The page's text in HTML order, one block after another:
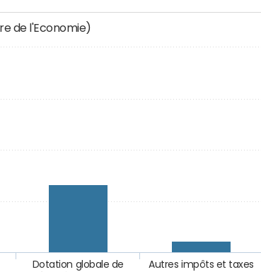
de l'Economie)
Autres impôts et taxes
Dotation globale de